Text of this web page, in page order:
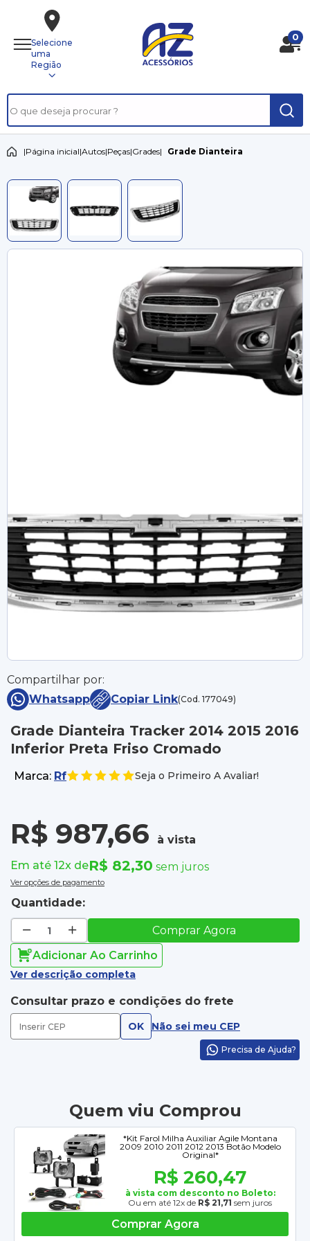
Selecione
uma
Região
0
|Página inicial|Autos|Peças|Grades| Grade Dianteira
Compartilhar por:
Whatsapp
Copiar Link(Cod. 177049)
Grade Dianteira Tracker 2014 2015 2016
Inferior Preta Friso Cromado
Marca: Rf Seja o Primeiro A Avaliar!
R$ 987,66
à vista
Em até 12x deR$ 82,30 sem juros
Ver opções de pagamento
Quantidade:
Comprar Agora
Adicionar Ao Carrinho
Ver descrição completa
Consultar prazo e condições do frete
OK Não sei meu CEP
Precisa de Ajuda?
Quem viu Comprou
*Kit Farol Milha Auxiliar Agile Montana
2009 2010 2011 2012 2013 Botão Modelo
Original*
R$ 260,47
à vista com desconto no Boleto:
Ou em até 12x de R$ 21,71 sem juros
Comprar Agora